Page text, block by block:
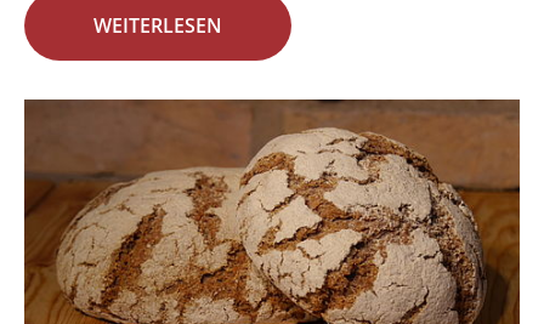
WEITERLESEN